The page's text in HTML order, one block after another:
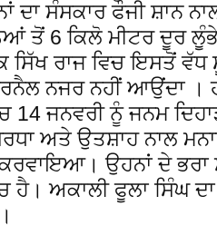
ਦਾ ਸੰਸਕਾਰ ਫੌਜੀ ਸ਼ਾਨ
ਤੋਂ 6 ਕਿਲੋ ਮੀਟਰ ਦੂਰ
ਸਿੱਖ ਰਾਜ ਵਿਚ ਇਸਤੋਂ ਵੱਧ
ਨਜਰ ਨਹੀਂ ਆਉਂਦਾ ।
14 ਜਨਵਰੀ ਨੂੰ ਜਨਮ
ਸ਼ਰਧਾ ਅਤੇ ਉਤਸ਼ਾਹ ਨਾਲ
ਉਹਨਾਂ ਦੇ ਭਰਾ
ਹੈ। ਅਕਾਲੀ ਫੂਲਾ ਸਿੰਘ